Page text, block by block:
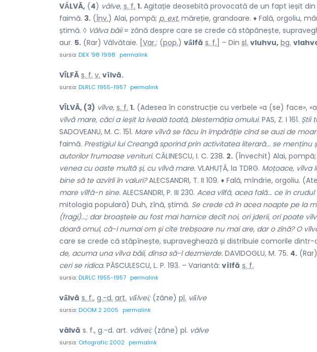
VẤLVĂ, (4) vâlve, s. f. 1. Agitație deosebită provocată de un fapt ieșit
faimă. 3. (Înv.) Alai, pompă; p. ext. măreție, grandoare. ♦ Fală, orgoliu,
știmă. ◊ Vâlva băii= zână despre care se crede că stăpânește,
aur. 5. (Rar) Vâlvătaie. [Var.: (pop.) vấlfă s. f.] – Din sl. vluhvu, bg.
sursa:DEX '98 1998 permalink
VÎ́LFĂ s. f. v. vîlvă.
sursa:DLRLC 1955-1957 permalink
VÎ́LVĂ, (3) vîlve, s. f. 1. (Adesea în construcție cu verbele «a (se) face»,
vîlvă mare, căci a ieșit la iveală toată, blestemăția omului. PAS, Z. I 161. Știi
SADOVEANU, M. C. 151. Mare vîlvă se făcu în împărăție cînd se auzi de
faimă. Prestigiul lui Creangă sporind prin activitatea literară... se
autorilor frumoase venituri. CĂLINESCU, I. C. 238. 2. (Învechit) Alai, pompă;
venea cu oaste multă și, cu vîlvă mare. VLAHUȚĂ, la TDRG. Moțoace, vîlva
bine să te azvîrli în valuri?ALECSANDRI, T. II 109. ♦ Fală, mîndrie, orgoliu.
mare vîlfă-n sine. ALECSANDRI, P. III 230. Acea vîlfă, acea fală... ce în crudul
mitologia populară) Duh, zînă, știmă. Se crede că în acea noapte pe la
(fragi)...; dar broaștele au fost mai harnice decît noi, ori jderii, ori poate
doară omul, că-i numai om și cîte trebșoare nu mai are, dar o zînă? O
care se crede că stăpînește, supraveghează și distribuie comorile dintr-
de, acuma una vîlva băii, dînsa să-l dezmierde. DAVIDOGLU, M. 75. 4.
ceri se ridica. PĂSCULESCU, L. P. 193. – Variantă: vîlfă s. f.
sursa:DLRLC 1955-1957 permalink
vấlvă s. f., g.-d. art. vấlvei;(zâne) pl. vấlve
sursa:DOOM 2 2005 permalink
vâlvă s. f., g.-d. art. vâlvei;(zâne) pl. vâlve
sursa: Ortografic 2002 permalink